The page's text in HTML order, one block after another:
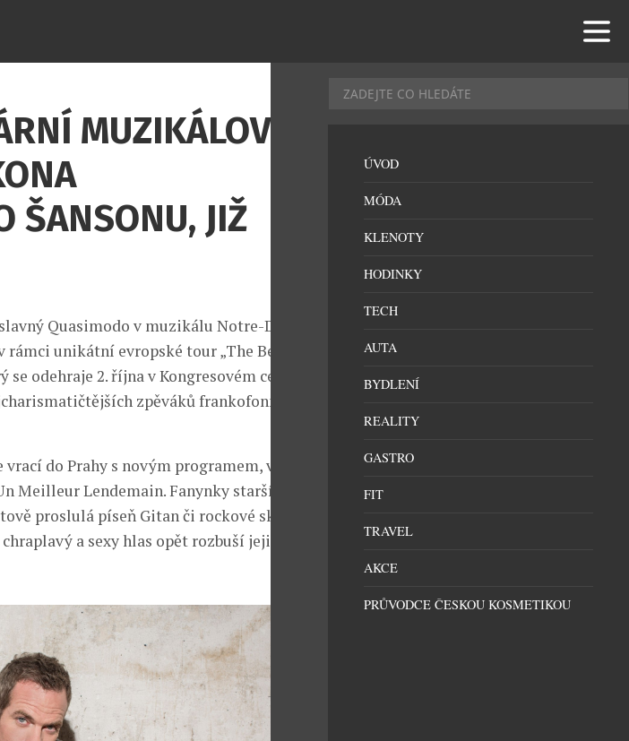
MUZIKÁLOVÝ
ŠANSONU, JIŽ
Quasimodo v muzikálu Notre-Dame de
unikátní evropské tour „The Best Of“
odehraje 2. října v Kongresovém centru.
zpěváků frankofonního
do Prahy s novým programem, v jehož
Meilleur Lendemain. Fanynky starších hitů
proslulá píseň Gitan či rockové skladby z
a sexy hlas opět rozbuší jejich
ÚVOD
MÓDA
KLENOTY
HODINKY
TECH
AUTA
BYDLENÍ
REALITY
GASTRO
FIT
TRAVEL
AKCE
PRŮVODCE ČESKOU KOSMETIKOU